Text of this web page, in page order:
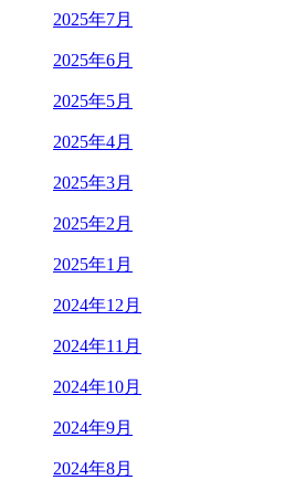
2025年7月
2025年6月
2025年5月
2025年4月
2025年3月
2025年2月
2025年1月
2024年12月
2024年11月
2024年10月
2024年9月
2024年8月